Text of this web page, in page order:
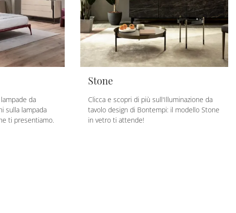
da
sulla lampada
ti presentiamo.
Stone
Clicca e scopri di più sull'Illuminazione da
tavolo design di Bontempi: il modello Stone
in vetro ti attende!